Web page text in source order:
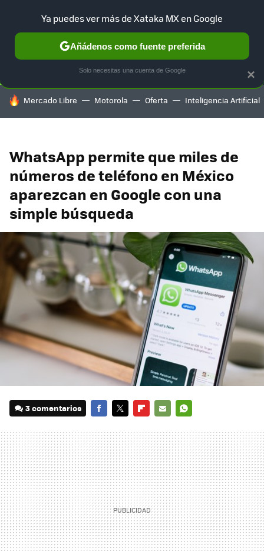
SELECCIÓN GAMING HOME AUTO TERRITORIO
HOY SE HABLA DE
Mercado Libre Motorola Oferta Inteligencia Artificial
WhatsApp permite que miles de
números de teléfono en México
aparezcan en Google con una
simple búsqueda
3 comentarios
MAIL
×
Ya puedes ver más de Xataka MX en Google
Añádenos como fuente preferida
Solo necesitas una cuenta de Google